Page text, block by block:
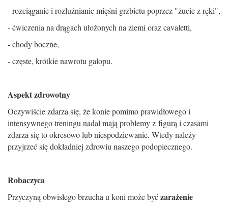
- rozciąganie i rozluźnianie mięśni grzbietu poprzez "żucie z ręki",
-ćwiczenia na drągach ułożonych na ziemi oraz cavaletti,
- chody boczne,
- częste, krótkie nawrotu galopu.
Aspekt zdrowotny
Oczywiście zdarza się, że konie pomimo prawidłowego i
intensywnego treningu nadal mają problemy z figurą i czasami
zdarza sięto okresowo lub niespodziewanie. Wtedy należy
przyjrzećsiędokładniej zdrowiu naszego podopiecznego.
Robaczyca
Przyczyną obwisłego brzucha u koni może byćzarażenie